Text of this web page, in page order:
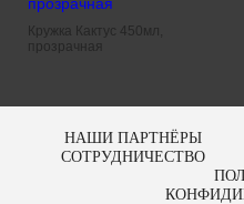
Кружка Кактус 450мл,
прозрачная
НАШИ ПАРТНЁРЫ
СОТРУДНИЧЕСТВО